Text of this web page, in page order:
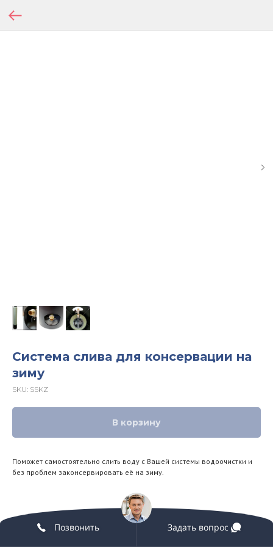
Система слива для консервации на
зиму
SKU: SSKZ
В корзину
Поможет самостоятельно слить воду с Вашей системы водоочистки и
без проблем законсервировать её на зиму.
Позвонить Задать вопрос